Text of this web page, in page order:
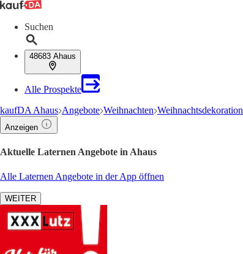
Suchen
48683 Ahaus
Alle Prospekte
kaufDA Ahaus Angebote Weihnachten Weihnachtsdekoration
Anzeigen
Aktuelle Laternen Angebote in Ahaus
Alle Laternen Angebote in der App öffnen
WEITER